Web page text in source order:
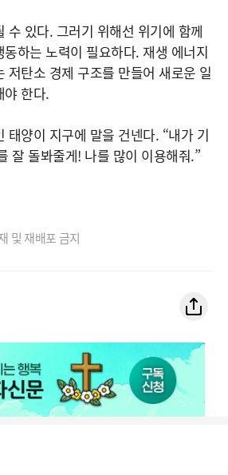
수 있다. 그러기 위해선 위기에 함께
하는 노력이 필요하다. 재생 에너지
저탄소 경제 구조를 만들어 새로운 일
야 한다.
태양이 지구에 말을 건넨다. “내가 기
잘 돌봐줄게! 나를 많이 이용해줘.”
및 재배포 금지